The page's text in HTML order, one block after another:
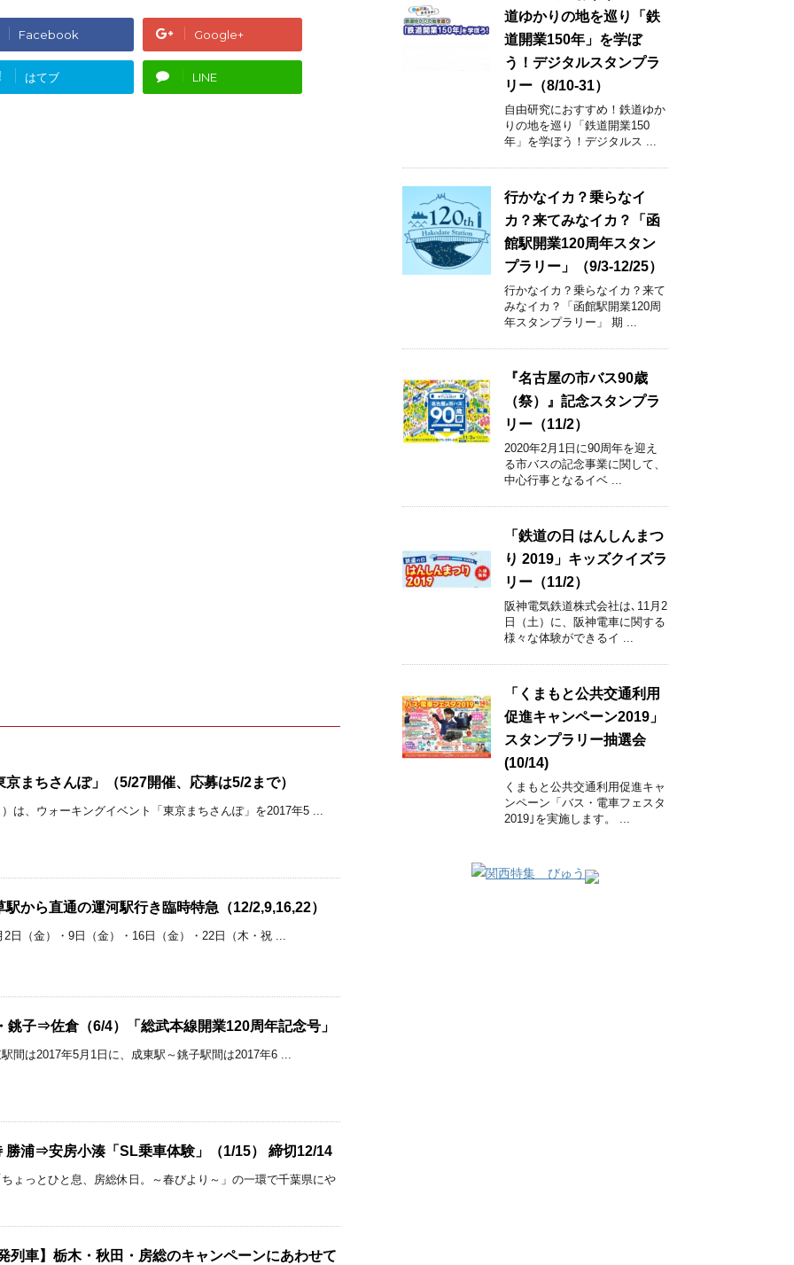
Facebook Google+
はてブ LINE
まちさんぽ」（5/27開催、応募は5/2まで）
は、ウォーキングイベント「東京まちさんぽ」を2017年5 ...
から直通の運河駅行き臨時特急（12/2,9,16,22）
2日（金）・9日（金）・16日（金）・22日（木・祝 ...
子⇒佐倉（6/4）「総武本線開業120周年記念号」
間は2017年5月1日に、成東駅～銚子駅間は2017年6 ...
勝浦⇒安房小湊「SL乗車体験」（1/15） 締切12/14
ょっとひと息、房総休日。～春びより～」の一環で千葉県にや
列車】栃木・秋田・房総のキャンペーンにあわせて
道ゆかりの地を巡り「鉄
道開業150年」を学ぼ
う！デジタルスタンプラ
リー（8/10-31）
自由研究におすすめ！鉄道ゆか
りの地を巡り「鉄道開業150
年」を学ぼう！デジタルス ...
行かなイカ？乗らなイ
カ？来てみなイカ？「函
館駅開業120周年スタン
プラリー」（9/3-12/25）
行かなイカ？乗らなイカ？来て
みなイカ？「函館駅開業120周
年スタンプラリー」 期 ...
『名古屋の市バス90歳
（祭）』記念スタンプラ
リー（11/2）
2020年2月1日に90周年を迎え
る市バスの記念事業に関して、
中心行事となるイベ ...
「鉄道の日 はんしんまつ
り 2019」キッズクイズラ
リー（11/2）
阪神電気鉄道株式会社は､11月2
日（土）に、阪神電車に関する
様々な体験ができるイ ...
「くまもと公共交通利用
促進キャンペーン2019」
スタンプラリー抽選会
(10/14)
くまもと公共交通利用促進キャ
ンペーン「バス・電車フェスタ
2019｣を実施します。 ...